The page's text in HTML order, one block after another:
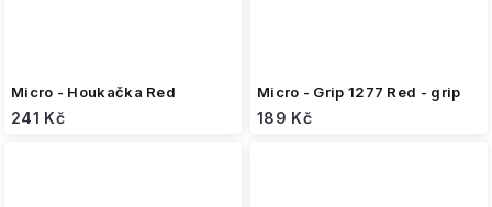
Micro - Houkačka Red
241 Kč
Micro - Grip 1277 Red - grip
189 Kč